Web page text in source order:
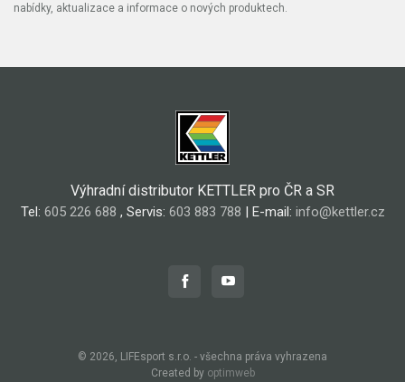
nabídky, aktualizace a informace o nových produktech.
Výhradní distributor KETTLER pro ČR a SR
Tel: 605 226 688 , Servis: 603 883 788 | E-mail: info@kettler.cz
© 2026, LIFEsport s.r.o. - všechna práva vyhrazena
Created by optimweb